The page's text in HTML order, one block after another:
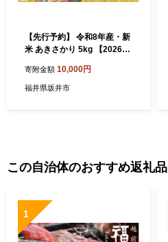
【先行予約】 令和8年産・新
米 あきさかり 5kg 【2026年
井県産米・こだわりの精米対
応～（玄米) お米 米 ご飯 福
寄附金額 10,000円
福井県坂井市
この自治体のおすすめ返礼品
1